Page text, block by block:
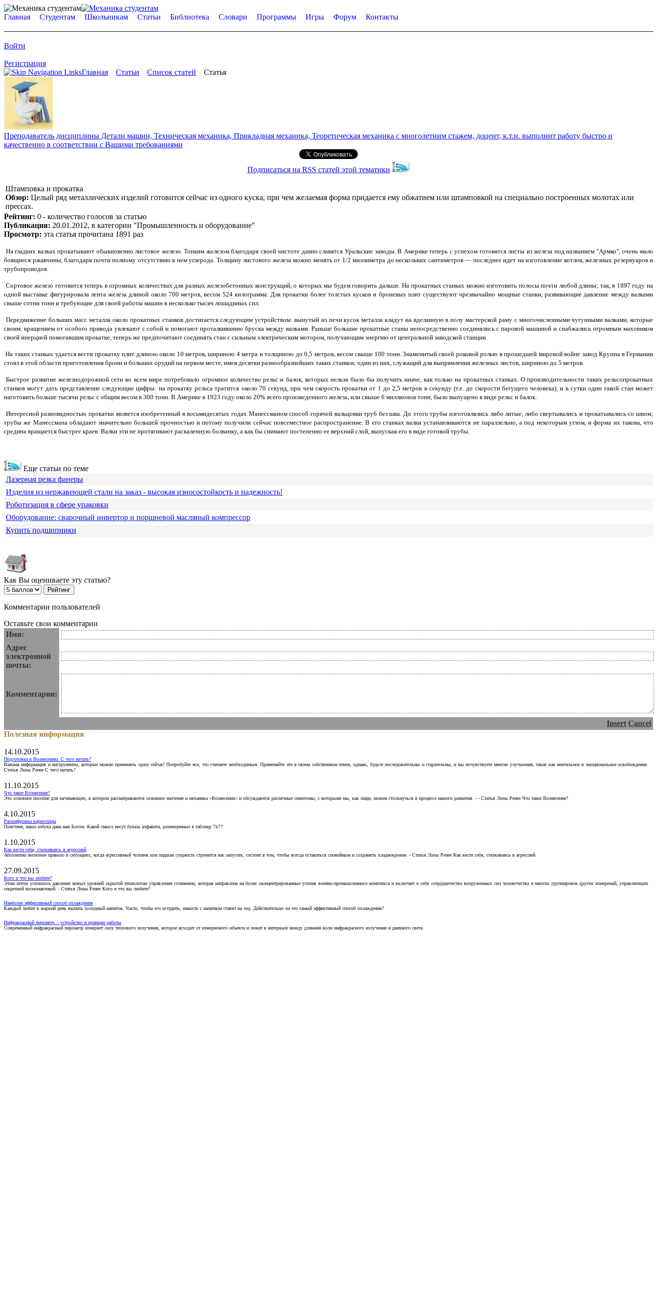
Главная Студентам Школьникам Статьи Библиотека Словари Программы Игры Форум Контакты
Войти
Регистрация
Главная
Статьи Список статей Статья
Преподаватель дисциплины Детали машин, Техническая механика, Прикладная механика, Теоретическая механика с многолетним стажем, доцент, к.т.н. выполнит работу быстро и
качественно в соответствии с Вашими требованиями
Подписаться на RSS статей этой тематики
Штамповка и прокатка
Обзор: Целый ряд металлических изделий готовится сейчас из одного куска, при чем желаемая форма придается ему обжатием или штамповкой на специально построенных молотах или
прессах.
Рейтинг: 0 - количество голосов за статью
Публикация: 20.01.2012, в категории "Промышленность и оборудование"
Просмотр: эта статья прочитана 1891 раз
На гладких валках прокатывают обыкновенно листовое железо. Тонким железом благодаря своей чистоте давно славятся Уральские заводы. В Америке теперь с успехом готовятся листы из железа под названием "Армко", очень мало
боящиеся ржавчины, благодаря почти полному отсутствию в нем углерода. Толщину листового железа можно менять от 1/2 миллиметра до нескольких сантиметров — последнее идет на изготовление котлов, железных резервуаров и
трубопроводов.
Сортовое железо готовится теперь в огромных количествах для разных железобетонных конструкций, о которых мы будем говорить дальше. На прокатных станках можно изготовить полосы почти любой длины; так, в 1897 году на
одной выставке фигурировала лента железа длиной около 700 метров, весом 524 килограмма. Для прокатки более толстых кусков и броневых плит существуют чрезвычайно мощные станки, развивающие давление между валками
свыше сотни тонн и требующие для своей работы машин в несколько тысяч лошадиных сил.
Передвижение больших масс металла около прокатных станков достигается следующим устройством: вынутый из печи кусок металла кладут на вделанную в полу мастерской раму с многочисленными чугунными валками, которые
своим. вращением от особого привода увлекают с собой и помогают проталкиванию бруска между валками. Раньше большие прокатные станы непосредственно соединялись с паровой машиной и снабжались огромным маховиком
своей инерцией помогавшим прокатке, теперь же предпочитают соединять стан с сильным электрическим мотором, получающим энергию от центральной заводской станции.
На таких станках удается вести прокатку плит длиною около 10 метров, шириною 4 метра и толщиною до 0,5 метров, весом свыше 100 тонн. Знаменитый своей роковой ролью в прошедшей мировой войне завод Круппа в Германии
стоял в этой области приготовления брони и больших орудий на первом месте, имея десятки разнообразнейших таких станков; один из них, служащий для выпрямления железных листов, шириною до 5 метров.
Быстрое развитие железнодорожной сети во всем мире потребовало огромное количество рельс и балок, которых нельзя было бы получить иначе, как только на прокатных станках. О производительности таких рельсопрокатных
станков могут дать представление следующие цифры: на прокатку рельса тратится около 70 секунд, при чем скорость прокатки от 1 до 2,5 метров в секунду (т.е. до скорости бегущего человека), и в сутки один такой стан может
наготовить больше тысячи рельс с общим весом в 300 тонн. В Америке в 1923 году около 20% всего произведенного железа, или свыше 6 миллионов тонн, было выпущено в виде рельс и балок.
Интересной разновидностью прокатки является изобретенный в восьмидесятых годах Манессманом способ горячей вальцовки труб без шва. До этого трубы изготовлялись либо литые, либо свертывались и прокатывались со швом;
трубы же Манессмана обладают значительно большей прочностью и потому получили сейчас повсеместное распространение. В его станках валки устанавливаются не параллельно, а под некоторым углом, и форма их такова, что
средина вращается быстрее краев. Валки эти не протягивают раскаленную болванку, а как бы снимают постепенно ее верхний слой, выпуская его в виде готовой трубы.
Еще статьи по теме
Лазерная резка фанеры
Изделия из нержавеющей стали на заказ - высокая износостойкость и надежность!
Роботизация в сфере упаковки
Оборудование: сварочный инвертор и поршневой масляный компрессор
Купить подшипники
Как Вы оцениваете эту статью?
Комментарии пользователей
Оставьте свои комментарии
Имя:
Адрес
электронной
почты:
Комментарии:
Insert Cancel
Полезная информация
14.10.2015
Подготовка к Вознесению. С чего начать?
Важная информация и инструменты, которые можно применять сразу сейчас! Попробуйте все, что считаете необходимым. Применяйте это в своем собственном темпе, однако, будьте последовательны и старательны, и вы почувствуете многие улучшения, такие как ментальное и эмоциональное освобождение.
Статья Лизы Ренее С чего начать?
11.10.2015
Что такое Вознесение?
Это основное пособие для начинающих, в котором рассматриваются основное значение и механика «Вознесения» и обсуждаются различные симптомы, с которыми мы, как люди, можем столкнуться в процессе нашего развития. - - Статья Лизы Ренее Что такое Вознесение?
4.10.2015
Расшифровка кириллицы
Поистине, наша азбука дана нам Богом. Какой смысл несут буквы алфавита, размещенные в таблицу 7х7?
1.10.2015
Как вести себя, сталкиваясь в агрессией
Абсолютно железное правило в ситуациях, когда агрессивный человек или падшая сущность стремится вас запугать, состоит в том, чтобы всегда оставаться спокойным и сохранять хладнокровие. - Статья Лизы Ренее Как вести себя, сталкиваясь в агрессией
27.09.2015
Кого и что вы любите?
Этим летом усилилось давление новых уровней скрытой технологии управления сознанием, которая направлена на более сконцентрированные усилия военно-промышленного комплекса и включает в себя сотрудничество вооруженных сил человечества и многих группировок других измерений, управляющих
секретной космонавтикой. - Статья Лизы Ренее Кого и что вы любите?
Наиболее эффективный способ охлаждения
Каждый любит в жаркий день выпить холодный напиток. Часто, чтобы его остудить, емкость с напитком ставят на лед. Действительно ли это самый эффективный способ охлаждения?
Инфракрасный пирометр – устройство и принцип работы
Современный инфракрасный пирометр измеряет силу теплового излучения, которое исходит от измеряемого объекта и лежит в интервале между длинами волн инфракрасного излучения и дневного света.